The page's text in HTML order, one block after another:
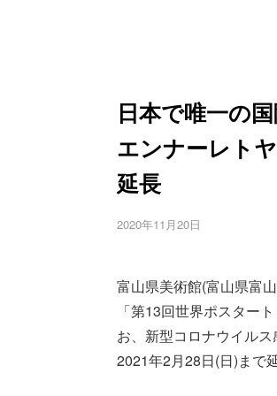
日本で唯一の
エンナーレト
延長
2020年11月20日
富山県美術館(富山県富
「第13回世界ポスター
お、新型コロナウイル
2021年2月28日(日)まで